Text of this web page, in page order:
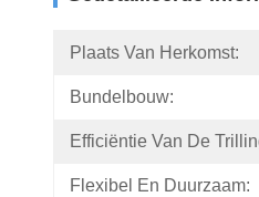
Plaats Van Herkomst:
Bundelbouw:
Efficiëntie Van De
Flexibel En Duurzaam: